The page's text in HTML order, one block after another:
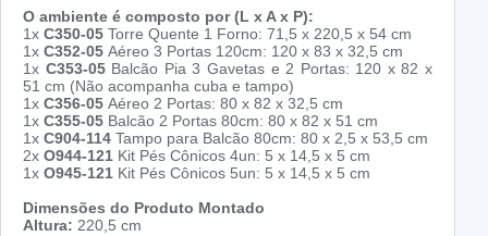
O ambiente é composto por (L x A x P):
1x C350-05 Torre Quente 1 Forno: 71,5 x 220,5 x 54 cm
1x C352-05 Aéreo 3 Portas 120cm: 120 x 83 x 32,5 cm
1x C353-05Balcão Pia 3 Gavetas e 2 Portas: 120 x 82 x
51 cm (Não acompanha cuba e tampo)
1x C356-05 Aéreo 2 Portas: 80 x 82 x 32,5 cm
1x C355-05 Balcão 2 Portas 80cm: 80 x 82 x 51 cm
1x C904-114 Tampo para Balcão 80cm: 80 x 2,5 x 53,5 cm
2x O944-121 Kit Pés Cônicos 4un: 5 x 14,5 x 5 cm
1x O945-121 Kit Pés Cônicos 5un: 5 x 14,5 x 5 cm
Dimensões do Produto Montado
Altura: 220,5 cm